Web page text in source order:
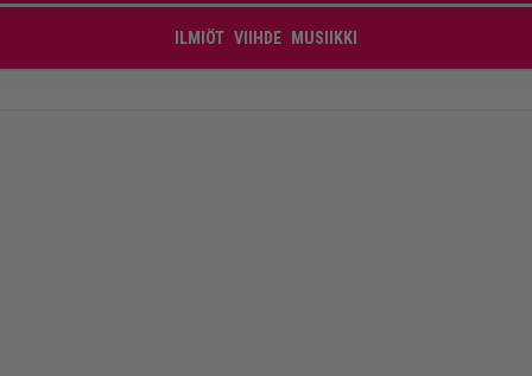
ILMIÖT VIIHDE MUSIIKKI